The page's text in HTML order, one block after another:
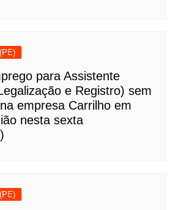
para Assistente
e Registro) sem
empresa Carrilho em
nesta sexta